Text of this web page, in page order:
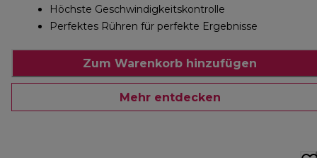
Höchste Geschwindigkeitskontrolle
Perfektes Rühren für perfekte Ergebnisse
Zum Warenkorb hinzufügen
Mehr entdecken